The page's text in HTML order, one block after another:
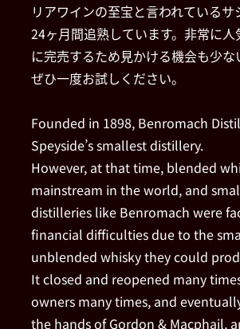
リアワインの至宝と言われている
24ヶ月間追熟しています。非常に人
に完売するため見かける機会も少な
ぜひ一度お試しください。
Founded in 1898, Benromach
Speyside’s smallest distillery.
However, at that time, blended
mainstream in the world, and
distilleries like Benromach were
financial difficulties due to the
unblended whisky they could
It closed and reopened many
owners many times, and
the hands of Gordon & Macphail,